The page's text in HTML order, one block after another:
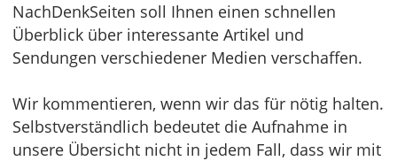
NachDenkSeiten soll Ihnen einen schnellen
Überblick über interessante Artikel und
Sendungen verschiedener Medien verschaffen.
Wir kommentieren, wenn wir das für nötig halten.
Selbstverständlich bedeutet die Aufnahme in
unsere Übersicht nicht in jedem Fall, dass wir mit